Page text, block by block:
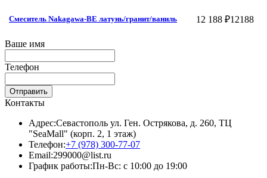
Смеситель Nakagawa-BE латунь/гранит/ваниль 12 188 ₽12188
Ваше имя
Телефон
Отправить
Контакты
Адрес:Севастополь ул. Ген. Острякова, д. 260, ТЦ
"SeaMall" (корп. 2, 1 этаж)
Телефон:+7 (978) 300-77-07
Email:299000@list.ru
График работы:Пн-Вс: с 10:00 до 19:00